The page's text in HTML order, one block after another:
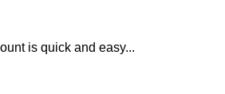
is quick and easy...